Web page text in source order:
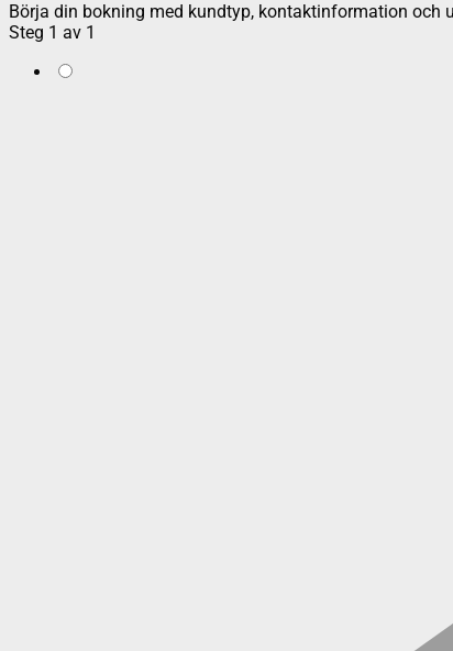
Börja din bokning med kundtyp, kontaktinformation och
Steg 1 av 1